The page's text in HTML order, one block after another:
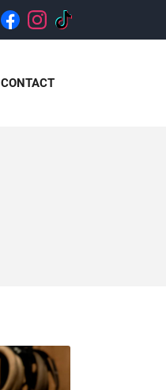
CONTACT